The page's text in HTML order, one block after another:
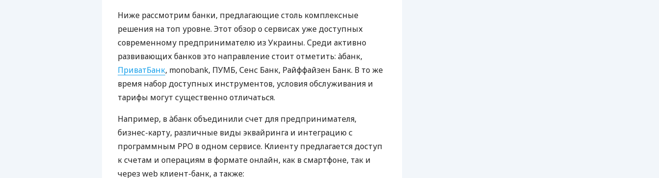
Ниже рассмотрим банки, предлагающие столь комплексные
решения на топ уровне. Этот обзор о сервисах уже доступных
современному предпринимателю из Украины. Среди активно
развивающих банков это направление стоит отметить: àбанк,
ПриватБанк, monobank, ПУМБ, Сенс Банк, Райффайзен Банк. В то же
время набор доступных инструментов, условия обслуживания и
тарифы могут существенно отличаться.
Например, в àбанк объединили счет для предпринимателя,
бизнес-карту, различные виды эквайринга и интеграцию с
программным РРО в одном сервисе. Клиенту предлагается доступ
к счетам и операциям в формате онлайн, как в смартфоне, так и
через web клиент-банк, а также: